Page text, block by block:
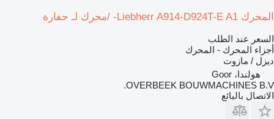
المحرك Liebherr A914-D924T-E A1- /محرك لـ حفارة
السعر عند الطلب
أجزاء المحرك - المحرك
ديزل / مازوت
هولندا، Goor
OVERBEEK BOUWMACHINES B.V.
الاتصال بالبائع